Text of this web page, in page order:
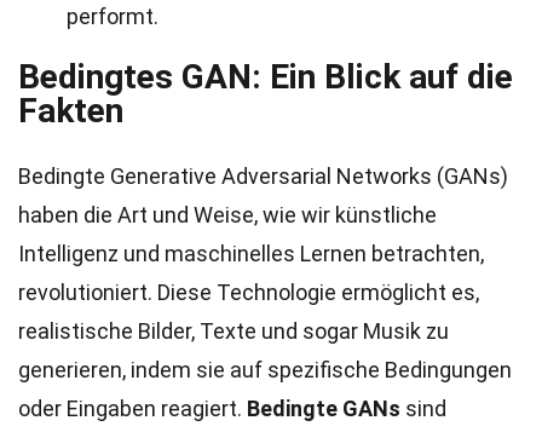
performt.
Bedingtes GAN: Ein Blick auf die
Fakten
Bedingte Generative Adversarial Networks (GANs)
haben die Art und Weise, wie wir künstliche
Intelligenz und maschinelles Lernen betrachten,
revolutioniert. Diese Technologie ermöglicht es,
realistische Bilder, Texte und sogar Musik zu
generieren, indem sie auf spezifische Bedingungen
oder Eingaben reagiert. Bedingte GANs sind